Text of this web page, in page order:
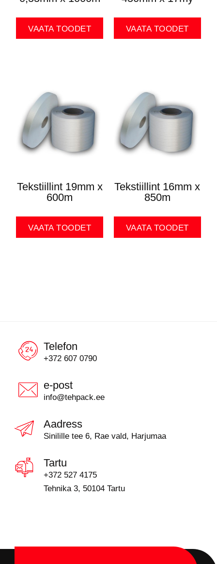
VAATA TOODET VAATA TOODET
Tekstiillint 19mm x
600m
VAATA TOODET
Tekstiillint 16mm x
850m
VAATA TOODET
Telefon
+372 607 0790
e-post
info@tehpack.ee
Aadress
Sinilille tee 6, Rae vald, Harjumaa
Tartu
+372 527 4175
Tehnika 3, 50104 Tartu